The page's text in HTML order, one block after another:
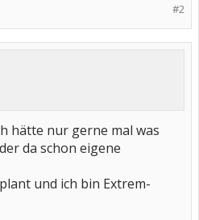
#2
hätte nur gerne mal was
da schon eigene
und ich bin Extrem-